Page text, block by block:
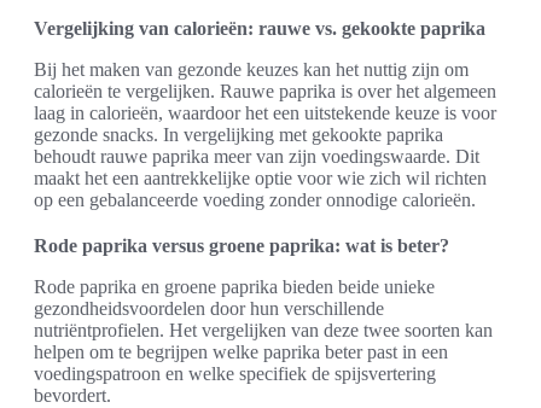
Vergelijking van calorieën: rauwe vs. gekookte paprika
Bij het maken van gezonde keuzes kan het nuttig zijn om
calorieën te vergelijken. Rauwe paprika is over het algemeen
laag in calorieën, waardoor het een uitstekende keuze is voor
gezonde snacks. In vergelijking met gekookte paprika
behoudt rauwe paprika meer van zijn voedingswaarde. Dit
maakt het een aantrekkelijke optie voor wie zich wil richten
op een gebalanceerde voeding zonder onnodige calorieën.
Rode paprika versus groene paprika: wat is beter?
Rode paprika en groene paprika bieden beide unieke
gezondheidsvoordelen door hun verschillende
nutriëntprofielen. Het vergelijken van deze twee soorten kan
helpen om te begrijpen welke paprika beter past in een
voedingspatroon en welke specifiek de spijsvertering
bevordert.